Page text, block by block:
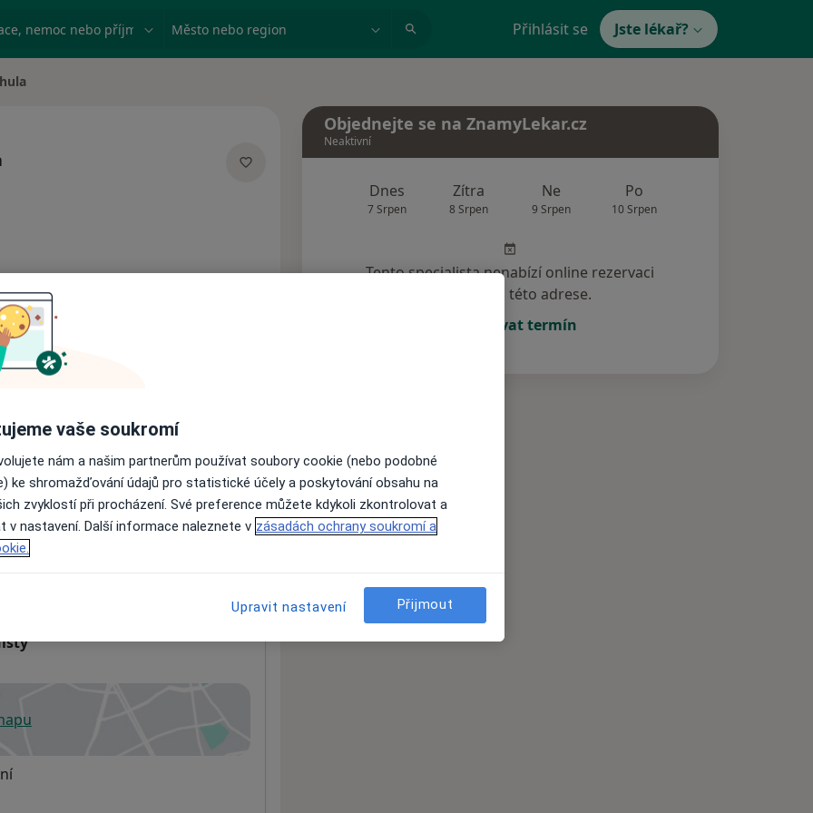
nemoc nebo příjmení Město nebo region Přihlásit se Jste lékař?
nejsou k dispozici
informace o svých službách.
v nové záložce
Objednejte se na ZnamyLekar.cz
Neaktivní
Dnes
7 Srpen
Zítra
8 Srpen
Ne
9 Srpen
Po
10 Srpen
Tento specialista nenabízí online rezervaci
termínu na této adrese.
Rezervovat termín
vaše soukromí
nám a našim partnerům používat soubory cookie (nebo podobné
ke shromažďování údajů pro statistické účely a poskytování obsahu na
zvyklostí při procházení. Své preference můžete kdykoli zkontrolovat a
v nastavení. Další informace naleznete v zásadách ochrany soukromí a
Upravit nastavení Přijmout